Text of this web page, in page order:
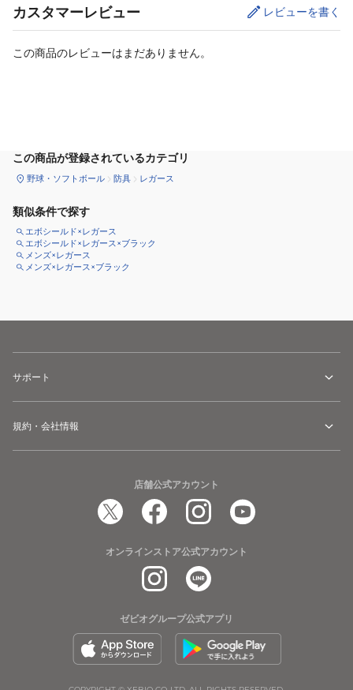
カスタマーレビュー レビューを書く
この商品のレビューはまだありません。
この商品が登録されているカテゴリ
野球・ソフトボール 防具 レガース
類似条件で探す
エボシールド×レガース
エボシールド×レガース×ブラック
メンズ×レガース
メンズ×レガース×ブラック
サポート
規約・会社情報
店舗公式アカウント
オンラインストア公式アカウント
ゼビオグループ公式アプリ